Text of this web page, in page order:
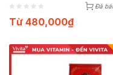
Đã
Từ 480,000₫